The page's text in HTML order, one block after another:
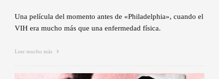
Una película del momento antes de «Philadelphia», cuando el
VIH era mucho más que una enfermedad física.
Leer mucho más